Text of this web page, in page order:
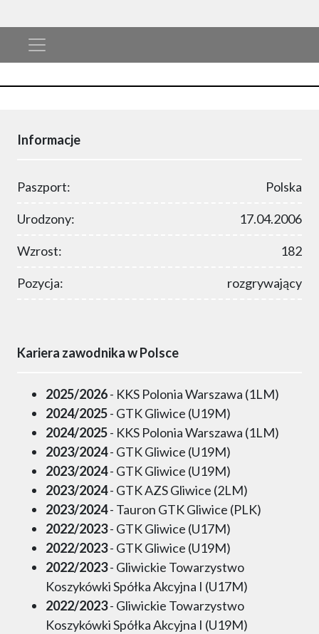
Informacje
Paszport: Polska
Urodzony: 17.04.2006
Wzrost: 182
Pozycja: rozgrywający
Kariera zawodnika w Polsce
2025/2026- KKS Polonia Warszawa (1LM)
2024/2025- GTK Gliwice (U19M)
2024/2025- KKS Polonia Warszawa (1LM)
2023/2024- GTK Gliwice (U19M)
2023/2024- GTK Gliwice (U19M)
2023/2024- GTK AZS Gliwice (2LM)
2023/2024- Tauron GTK Gliwice (PLK)
2022/2023- GTK Gliwice (U17M)
2022/2023- GTK Gliwice (U19M)
2022/2023- Gliwickie Towarzystwo
Koszykówki Spółka Akcyjna I (U17M)
2022/2023- Gliwickie Towarzystwo
Koszykówki Spółka Akcyjna I (U19M)